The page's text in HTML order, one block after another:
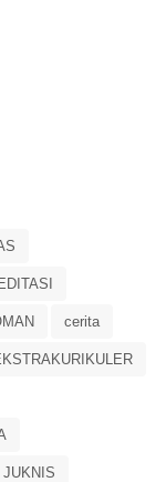
cerita
JUKNIS